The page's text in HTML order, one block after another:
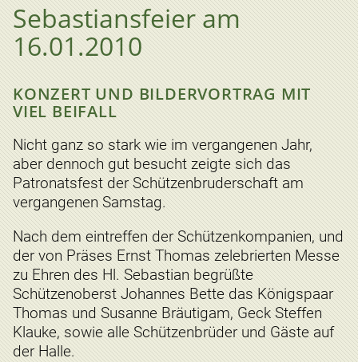
Sebastiansfeier am
16.01.2010
KONZERT UND BILDERVORTRAG MIT
VIEL BEIFALL
Nicht ganz so stark wie im vergangenen Jahr,
aber dennoch gut besucht zeigte sich das
Patronatsfest der Schützenbruderschaft am
vergangenen Samstag.
Nach dem eintreffen der Schützenkompanien, und
der von Präses Ernst Thomas zelebrierten Messe
zu Ehren des Hl. Sebastian begrüßte
Schützenoberst Johannes Bette das Königspaar
Thomas und Susanne Bräutigam, Geck Steffen
Klauke, sowie alle Schützenbrüder und Gäste auf
der Halle.